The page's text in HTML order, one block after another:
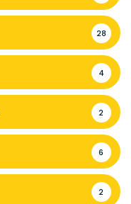
28
4
2
6
2